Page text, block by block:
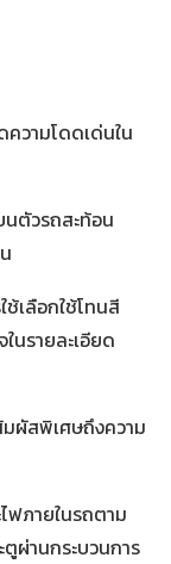
ามโดดเด่นใน
วรถสะท้อน
ลือกใช้โทนสี
นรายละเอียด
พิเศษถึงความ
ายในรถตาม
ผ่านกระบวนการ